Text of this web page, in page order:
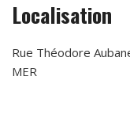
aux trésors (chasse
Localisation
Rue Théodore
MER